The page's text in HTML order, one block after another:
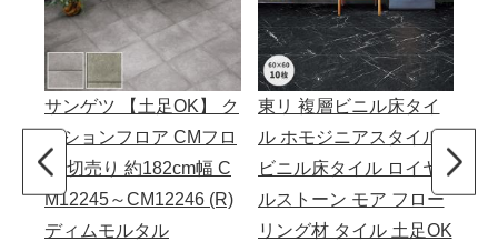
サンゲツ 【土足OK】 ク
ッションフロア CMフロ
ア 切売り 約182cm幅 C
M12245～CM12246 (R)
ディムモルタル
東リ 複層ビニル床タイ
ル ホモジニアスタイル
ビニル床タイル ロイヤ
ルストーン モア フロー
リング材 タイル 土足OK
約